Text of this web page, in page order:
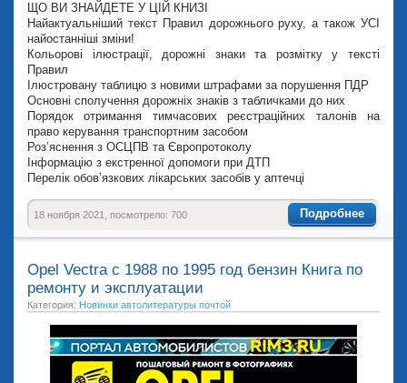
ЩО ВИ ЗНАЙДЕТЕ У ЦІЙ КНИЗІ
Найактуальніший текст Правил дорожнього руху, а також УСІ
найостанніші зміни!
Кольорові ілюстрації, дорожні знаки та розмітку у тексті
Правил
Ілюстровану таблицю з новими штрафами за порушення ПДР
Основні сполучення дорожніх знаків з табличками до них
Порядок отримання тимчасових реєстраційних талонів на
право керування транспортним засобом
Роз’яснення з ОСЦПВ та Європротоколу
Інформацію з екстренної допомоги при ДТП
Перелік обов’язкових лікарських засобів у аптечці
Подробнее
18 ноября 2021, посмотрело: 700
Opel Vectra с 1988 по 1995 год бензин Книга по
ремонту и эксплуатации
Категория: Новинки автолитературы почтой